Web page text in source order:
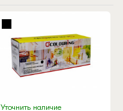
Уточнить наличие